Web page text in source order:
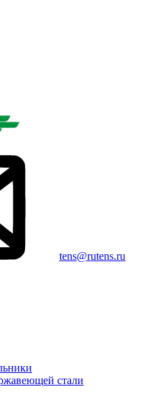
tens@rutens.ru
стали